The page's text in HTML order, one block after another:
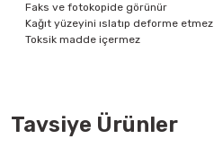
Faks ve fotokopide görünür
Kağıt yüzeyini ıslatıp deforme etmez
Toksik madde içermez
Tavsiye Ürünler